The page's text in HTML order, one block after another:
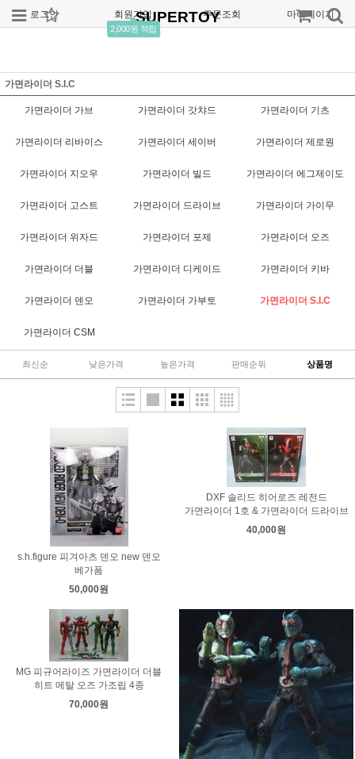
로그인 회원가입
2,000원 적립
주문조회 마이페이지
SUPERTOY
가면라이더 S.I.C
가면라이더 가브 가면라이더 갓챠드 가면라이더 기츠
가면라이더 리바이스 가면라이더 세이버 가면라이더 제로원
가면라이더 지오우 가면라이더 빌드 가면라이더 에그제이도
가면라이더 고스트 가면라이더 드라이브 가면라이더 가이무
가면라이더 위자드 가면라이더 포제 가면라이더 오즈
가면라이더 더블 가면라이더 디케이드 가면라이더 키바
가면라이더 덴오 가면라이더 가부토 가면라이더 S.I.C
가면라이더 CSM
최신순 낮은가격 높은가격 판매순위 상품명
s.h.figure 피겨아츠 덴오 new 덴오
베가폼
50,000원
DXF 솔리드 히어로즈 레전드
가면라이더 1호 & 가면라이더 드라이브
40,000원
MG 피규어라이즈 가면라이더 더블
히트 메탈 오즈 가조립 4종
70,000원